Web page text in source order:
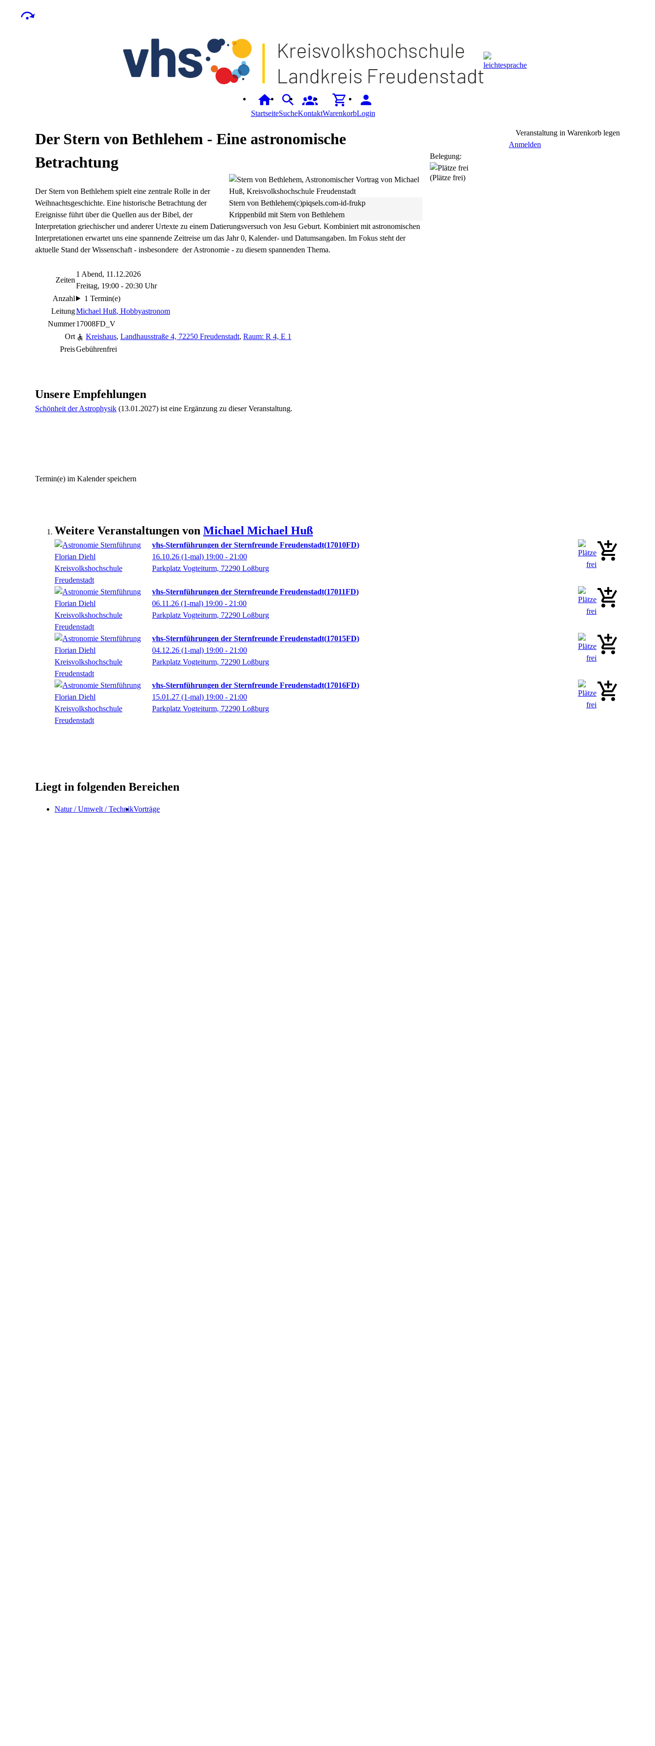
StartseiteSucheKontaktWarenkorbLogin
Der Stern von Bethlehem - Eine astronomische
Betrachtung
Stern von Bethlehem(c)piqsels.com-id-frukp
Krippenbild mit Stern von Bethlehem
Der Stern von Bethlehem spielt eine zentrale Rolle in der
Weihnachtsgeschichte. Eine historische Betrachtung der
Ereignisse führt über die Quellen aus der Bibel, der
Interpretation griechischer und anderer Urtexte zu einem Datierungsversuch von Jesu Geburt. Kombiniert mit astronomischen
Interpretationen erwartet uns eine spannende Zeitreise um das Jahr 0, Kalender- und Datumsangaben. Im Fokus steht der
aktuelle Stand der Wissenschaft - insbesondere der Astronomie - zu diesem spannenden Thema.
Zeiten
1 Abend, 11.12.2026
Freitag, 19:00 - 20:30 Uhr
Anzahl
1 Termin(e)
LeitungMichael Huß, Hobbyastronom
Nummer17008FD_V
Ort
Kreishaus, Landhausstraße 4, 72250 Freudenstadt, Raum: R 4, E 1
PreisGebührenfrei
Unsere Empfehlungen
Schönheit der Astrophysik (13.01.2027) ist eine Ergänzung zu dieser Veranstaltung.
Veranstaltung in Warenkorb legen
Anmelden
Belegung:
(Plätze frei)
Termin(e) im Kalender speichern
Weitere Veranstaltungen von Michael Michael Huß
vhs-Sternführungen der Sternfreunde Freudenstadt 17010FD
16.10.26 (1-mal) 19:00 - 21:00
Parkplatz Vogteiturm, 72290 Loßburg
vhs-Sternführungen der Sternfreunde Freudenstadt 17011FD
06.11.26 (1-mal) 19:00 - 21:00
Parkplatz Vogteiturm, 72290 Loßburg
vhs-Sternführungen der Sternfreunde Freudenstadt 17015FD
04.12.26 (1-mal) 19:00 - 21:00
Parkplatz Vogteiturm, 72290 Loßburg
vhs-Sternführungen der Sternfreunde Freudenstadt 17016FD
15.01.27 (1-mal) 19:00 - 21:00
Parkplatz Vogteiturm, 72290 Loßburg
Liegt in folgenden Bereichen
Natur / Umwelt / TechnikVorträge